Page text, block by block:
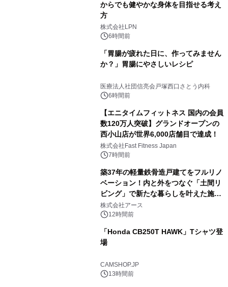
からでも健やかな身体を目指せる考え
方
株式会社LPN
6時間前
「胃腸が疲れた日に、作ってみません
か？」胃腸にやさしいレシピ
医療法人社団信亮会戸塚西口さとう内科
6時間前
【エニタイムフィットネス 国内の会員
数120万人突破】グランドオープンの
西小山店が世界6,000店舗目で達成！
株式会社Fast Fitness Japan
7時間前
築37年の軽量鉄骨造戸建てをフルリノ
ベーション！内と外をつなぐ「土間リ
ビング」で新たな暮らしを叶えた施工
事例を株式会社アースが公開
株式会社アース
12時間前
「Honda CB250T HAWK」Tシャツ登
場
CAMSHOP.JP
13時間前